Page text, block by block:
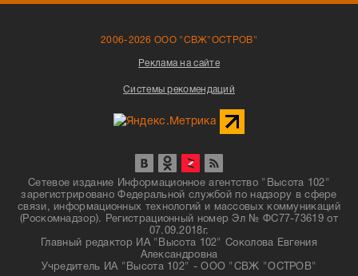
2006-2026 ООО "СВЖ"ОСТРОВ"
Реклама на сайте
Системы рекомендаций
Сетевое издание Информационное агентство "Высота 102"
зарегистрировано Федеральной службой по надзору в сфере
связи, информационных технологий и массовых коммуникаций
(Роскомнадзор). Регистрационный номер Эл № ФС77-73619 от
07.09.2018г.
Главный редактор ИА "Высота 102" Соколова Евгения
Александровна
Учредитель ИА "Высота 102" - ООО "СВЖ "ОСТРОВ"